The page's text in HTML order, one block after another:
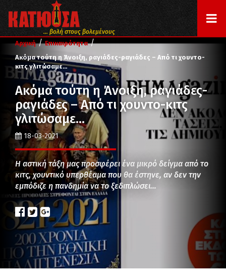
... βολή στους βολεμένους
Αρχική / Επικαιρότητα /
Ακόμα τούτη η Άνοιξη, ραγιάδες-ραγιάδες – Από τι χουντο-
κιτς γλιτώσαμε…
Ακόμα τούτη η Άνοιξη, ραγιάδες-
ραγιάδες – Από τι χουντο-κιτς
γλιτώσαμε…
18-03-2021
Η αστική τάξη μας προσφέρει ένα μικρό δείγμα από το
κιτς, χουντικό υπερθέαμα που θα έστηνε, αν δεν την
εμπόδιζε η πανδημία να το ξεδιπλώσει…